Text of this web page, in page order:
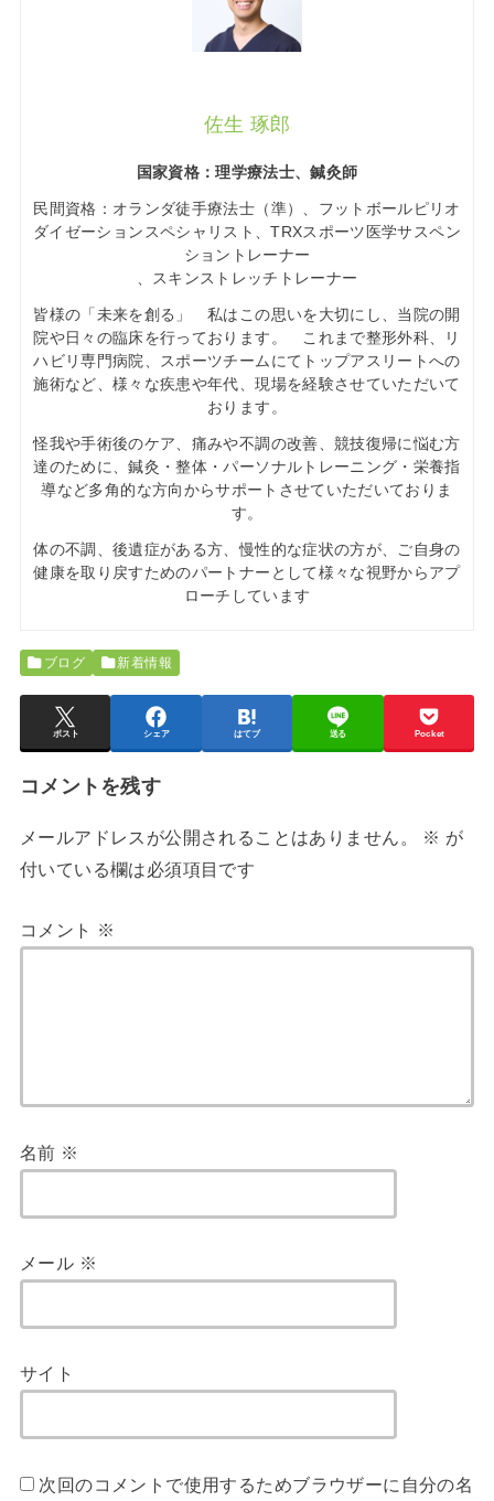
佐生 琢郎
国家資格：理学療法士、鍼灸師
民間資格：オランダ徒手療法士（準）、フットボールピリオ
ダイゼーションスペシャリスト、TRXスポーツ医学サスペン
ショントレーナー
、スキンストレッチトレーナー
皆様の「未来を創る」 私はこの思いを大切にし、当院の開
院や日々の臨床を行っております。 これまで整形外科、リ
ハビリ専門病院、スポーツチームにてトップアスリートへの
施術など、様々な疾患や年代、現場を経験させていただいて
おります。
怪我や手術後のケア、痛みや不調の改善、競技復帰に悩む方
達のために、鍼灸・整体・パーソナルトレーニング・栄養指
導など多角的な方向からサポートさせていただいておりま
す。
体の不調、後遺症がある方、慢性的な症状の方が、ご自身の
健康を取り戻すためのパートナーとして様々な視野からアプ
ローチしています
ブログ 新着情報
ポスト シェア はてブ 送る Pocket
コメントを残す
メールアドレスが公開されることはありません。 ※ が
付いている欄は必須項目です
コメント ※
名前 ※
メール ※
サイト
次回のコメントで使用するためブラウザーに自分の名